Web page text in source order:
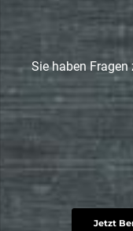
Sie haben
Jetzt